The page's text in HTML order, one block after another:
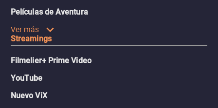
Películas de Aventura
Ver más
Streamings
Filmelier+ Prime Video
YouTube
Nuevo ViX